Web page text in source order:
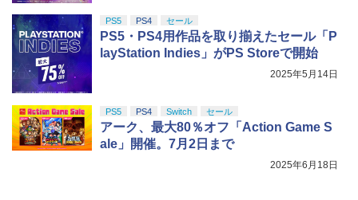
PS5 PS4 セール
PS5・PS4用作品を取り揃えたセール「P
layStation Indies」がPS Storeで開始
2025年5月14日
PS5 PS4 Switch セール
アーク、最大80％オフ「Action Game S
ale」開催。7月2日まで
2025年6月18日